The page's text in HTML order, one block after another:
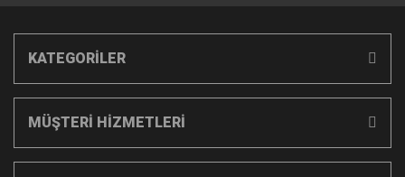
KATEGORİLER
MÜŞTERİ HİZMETLERİ